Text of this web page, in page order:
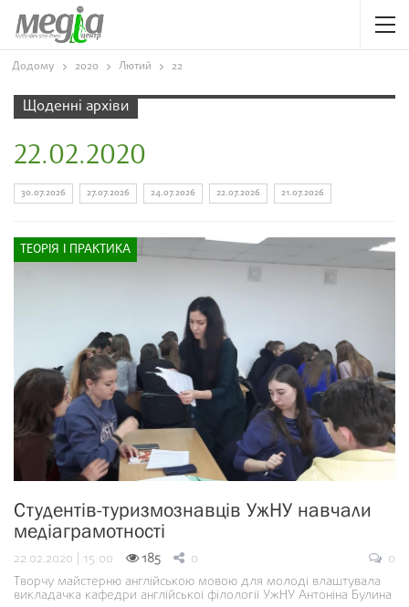
Додому 2020 Лютий 22
Щоденні архіви
22.02.2020
30.07.2026 27.07.2026 24.07.2026 22.07.2026 21.07.2026
ТЕОРІЯ І ПРАКТИКА
Студентів-туризмознавців УжНУ навчали
медіаграмотності
22.02.2020 | 15:00 185 0
0
Творчу майстерню англійською мовою для молоді влаштувала
викладачка кафедри англійської філології УжНУ Антоніна Булина